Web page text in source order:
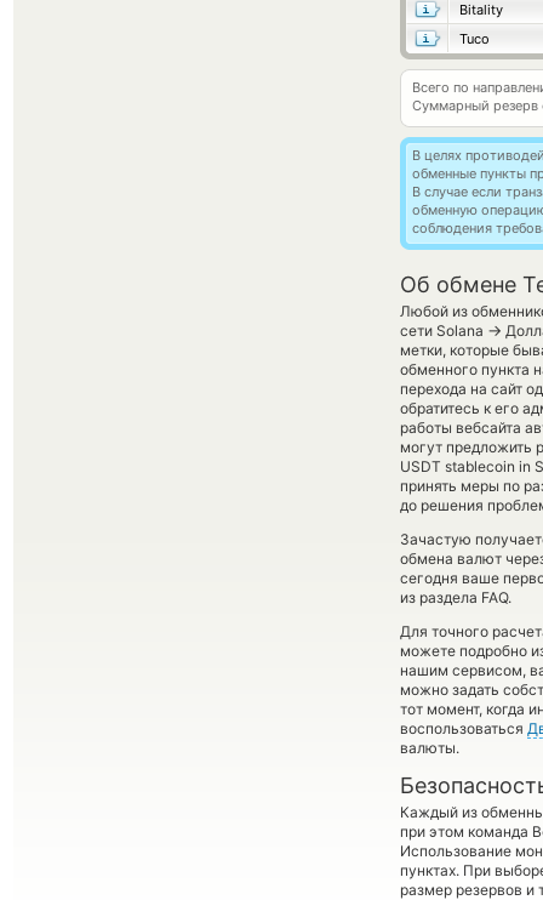
Bitality
Tuco
Всего по
Суммарный резерв
В целях
обменные пункты
В случае если
обменную
соблюдения
Об обмене
Любой из
сети Solana →
метки, которые
обменного пункта
перехода на сайт
обратитесь к его
работы вебсайта
могут предложить
USDT stablecoin in
принять меры по
до решения
Зачастую
обмена валют
сегодня ваше
из раздела FAQ.
Для точного
можете подробно
нашим сервисом,
можно задать
тот момент, когда
воспользоваться
валюты.
Каждый из
при этом команда
Использование
пунктах. При
размер резервов и